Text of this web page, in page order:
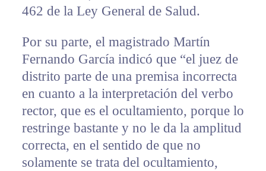
462 de la Ley General de Salud.
Por su parte, el magistrado Martín
Fernando García indicó que “el juez de
distrito parte de una premisa incorrecta
en cuanto a la interpretación del verbo
rector, que es el ocultamiento, porque lo
restringe bastante y no le da la amplitud
correcta, en el sentido de que no
solamente se trata del ocultamiento,